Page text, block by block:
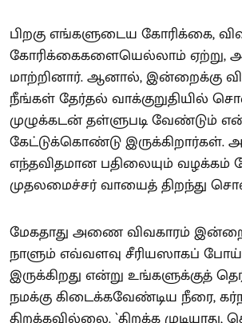
பிறகு எங்களுடைய கோரிக்கை,
கோரிக்கைகளையெல்லாம் ஏற்று,
மாற்றினார். ஆனால், இன்றைக்கு
நீங்கள் தேர்தல் வாக்குறுதியில்
முழுக்கடன் தள்ளுபடி வேண்டும்
கேட்டுக்கொண்டு இருக்கிறார்கள்.
எந்தவிதமான பதிலையும்
முதலமைச்சர் வாயைத் திறந்து
மேகதாது அணை விவகாரம்
நாளும் எவ்வளவு சீரியஸாகப்
இருக்கிறது என்று உங்களுக்குத்
நமக்கு கிடைக்கவேண்டிய நீரை,